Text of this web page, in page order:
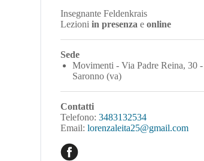
Insegnante Feldenkrais
Lezioniin presenza eonline
Sede
Movimenti - Via Padre Reina, 30
Saronno (va)
Contatti
Telefono:3483132534
Email:lorenzaleita25@gmail.com